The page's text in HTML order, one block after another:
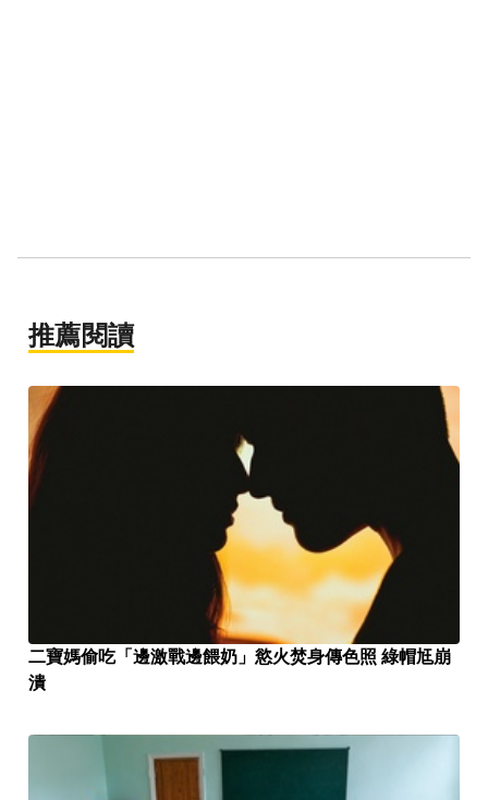
推薦閱讀
二寶媽偷吃「邊激戰邊餵奶」慾火焚身傳色照 綠帽尪崩
潰